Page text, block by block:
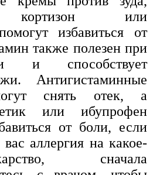
кортизон или
избавиться от
также полезен при
и способствует
Антигистаминные
снять отек, а
или ибупрофен
от боли, если
аллергия на какое-
сначала